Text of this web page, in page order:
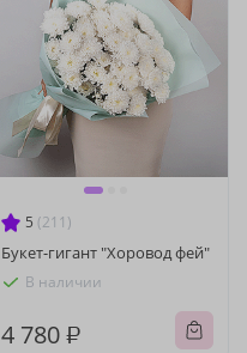
5 (211)
Букет-гигант "Хоровод фей"
В наличии
4 780 ₽